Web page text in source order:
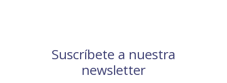
Suscríbete a nuestra
newsletter